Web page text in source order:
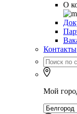
О
Контакты
Мой